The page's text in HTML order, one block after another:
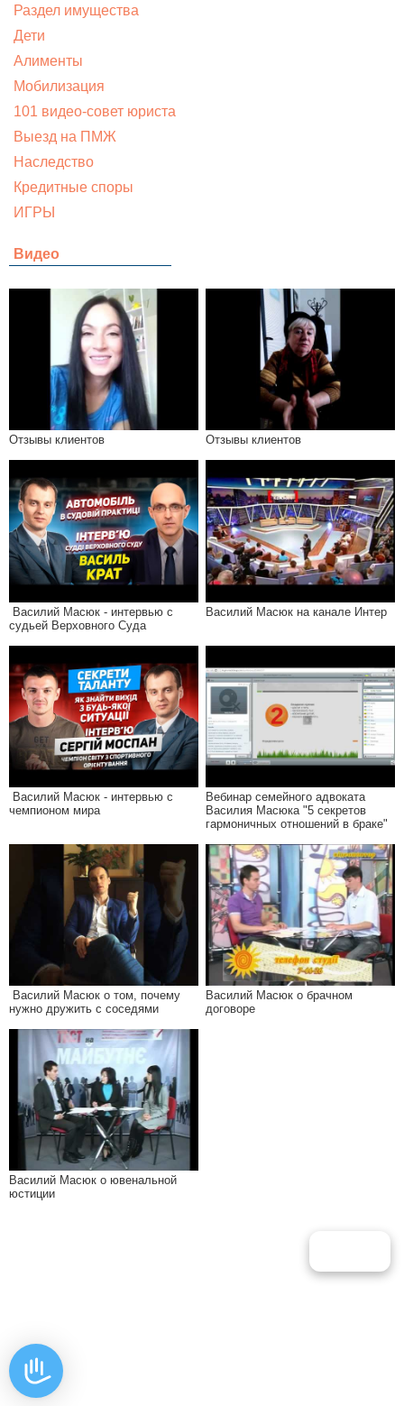
Раздел имущества
Дети
Алименты
Мобилизация
101 видео-совет юриста
Выезд на ПМЖ
Наследство
Кредитные споры
ИГРЫ
Видео
Отзывы клиентов Отзывы клиентов
Василий Масюк - интервью с
судьей Верховного Суда
Василий Масюк на канале Интер
Василий Масюк - интервью с
чемпионом мира
Вебинар семейного адвоката
Василия Масюка "5 секретов
гармоничных отношений в браке"
Василий Масюк о том, почему
нужно дружить с соседями
Василий Масюк о брачном
договоре
Василий Масюк о ювенальной
юстиции